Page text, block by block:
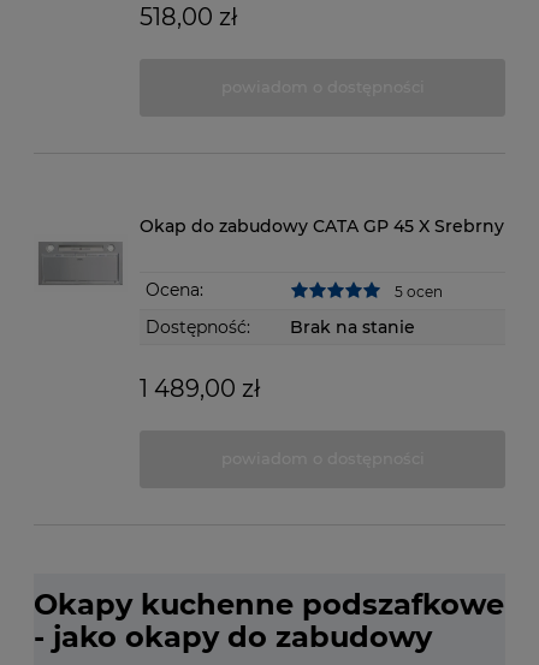
518,00 zł
Okap do zabudowy CATA GP 45 X Srebrny
Ocena: 5 ocen
Dostępność: Brak na stanie
1 489,00 zł
Okapy kuchenne podszafkowe
- jako okapy do zabudowy